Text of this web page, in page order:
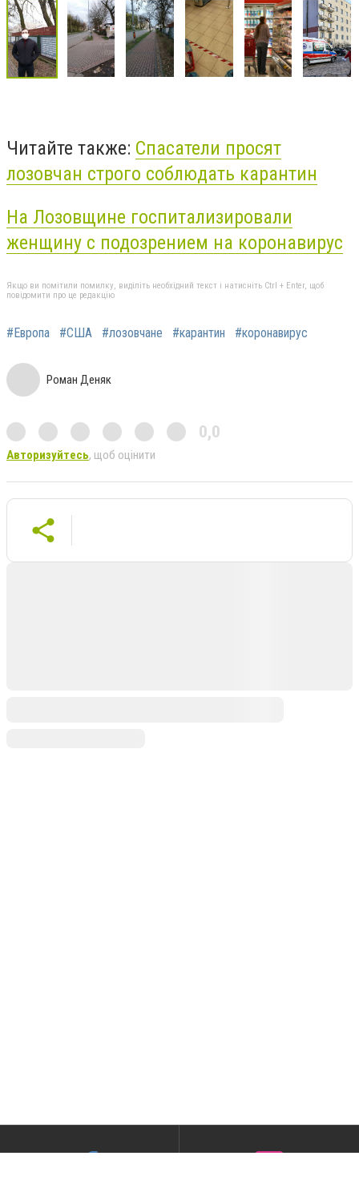
Читайте также: Спасатели просят
лозовчан строго соблюдать карантин
На Лозовщине госпитализировали
женщину с подозрением на коронавирус
Якщо ви помітили помилку, виділіть необхідний текст і натисніть Ctrl + Enter, щоб
повідомити про це редакцію
#Европа #США #лозовчане #карантин #коронавирус
Роман Деняк
0,0
Авторизуйтесь, щоб оцінити